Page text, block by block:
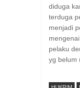
diduga
terduga
menjadi
pelaku
yg belum